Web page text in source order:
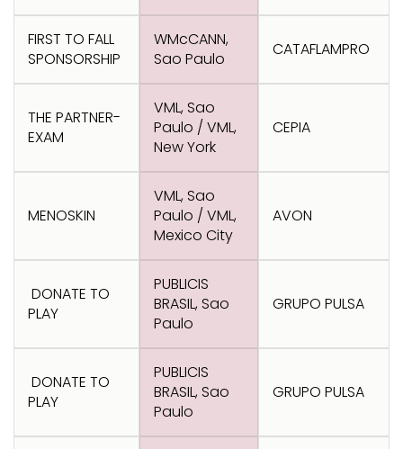
Creative
Commerce
Creative Data
Creative
Effectiveness
Creative
Entertainment
for Music
Entertainment
for Sport
Film Craft
Outdoor
Pharma
PR
Creative Brand
Creative
Business
Creative
Commerce
Creative Data
Entertainment
Entertainment
for Gaming
Entertainment
for Music
Entertainment
for Sport
Media
Outdoor
FIRST TO FALL
SPONSORSHIP
WMcCANN,
Sao Paulo
CATAFLAMPRO
THE PARTNER-
EXAM
VML, Sao
Paulo / VML,
New York
CEPIA
MENOSKIN
VML, Sao
Paulo / VML,
Mexico City
AVON
DONATE TO
PLAY
PUBLICIS
BRASIL, Sao
Paulo
GRUPO PULSA
DONATE TO
PLAY
PUBLICIS
BRASIL, Sao
Paulo
GRUPO PULSA